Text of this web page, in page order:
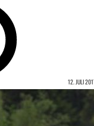
12. JULI